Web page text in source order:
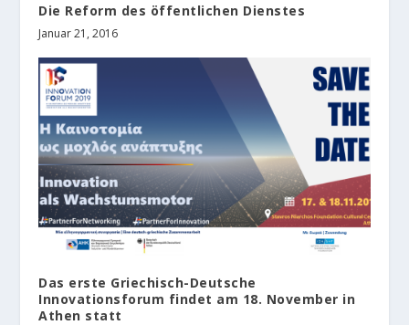
Die Reform des öffentlichen Dienstes
Januar 21, 2016
Das erste Griechisch-Deutsche
Innovationsforum findet am 18. November in
Athen statt